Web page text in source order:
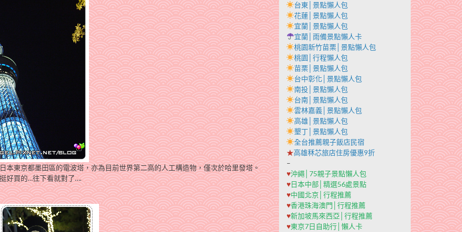
本東京都墨田區的電波塔，亦為目前世界第二高的人工構造物，僅次於哈里發塔。
好買的…往下看就對了….
台東│景點懶人包
花蓮│景點懶人包
宜蘭│景點懶人包
宜蘭│雨備景點懶人卡
桃園新竹苗栗│景點懶人包
桃園│行程懶人包
苗栗│景點懶人包
台中彰化│景點懶人包
南投│景點懶人包
台南│景點懶人包
雲林嘉義│景點懶人包
高雄│景點懶人包
墾丁│景點懶人包
全台推薦親子飯店民宿
★高雄秝芯旅店住房優惠9折
–
♥沖繩│75親子景點懶人包
♥日本中部│精選56處景點
♥中國北京│行程推薦
♥香港珠海澳門│行程推薦
♥新加坡馬來西亞│行程推薦
♥東京7日自助行│懶人卡